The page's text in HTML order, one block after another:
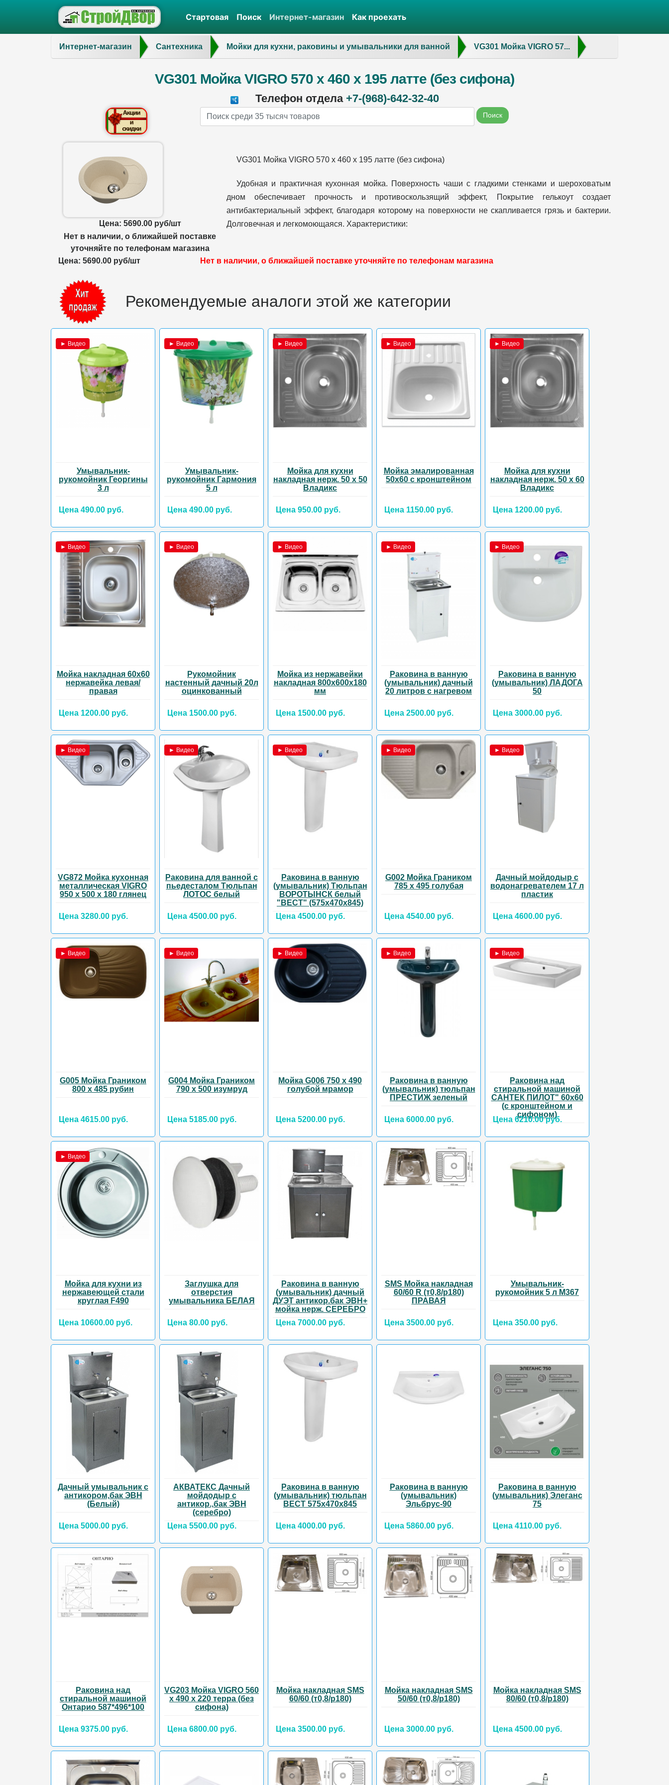
Стартовая Поиск Интернет-магазин Как проехать
Интернет-магазин Сантехника Мойки для кухни, раковины и умывальники для ванной VG301 Мойка VIGRO 57...
VG301 Мойка VIGRO 570 х 460 х 195 латте (без сифона)
Телефон отдела +7-(968)-642-32-40
Name Поиск
Цена: 5690.00 руб/шт
Нет в наличии, о ближайшей поставке
уточняйте по телефонам магазина
VG301 Мойка VIGRO 570 х 460 х 195 латте (без сифона)
Удобная и практичная кухонная мойка. Поверхность чаши с гладкими стенками и шероховатым
дном обеспечивает прочность и противоскользящий эффект, Покрытие гелькоут создает
антибактериальный эффект, благодаря которому на поверхности не скапливается грязь и бактерии.
Долговечная и легкомоющаяся. Характеристики:
Цена: 5690.00 руб/шт Нет в наличии, о ближайшей поставке уточняйте по телефонам магазина
Рекомендуемые аналоги этой же категории
► Видео
Умывальник-
рукомойник Георгины
3 л
Цена 490.00 руб.
► Видео
Умывальник-
рукомойник Гармония
5 л
Цена 490.00 руб.
► Видео
Мойка для кухни
накладная нерж. 50 х 50
Владикс
Цена 950.00 руб.
► Видео
Мойка эмалированная
50х60 с кронштейном
Цена 1150.00 руб.
► Видео
Мойка для кухни
накладная нерж. 50 х 60
Владикс
Цена 1200.00 руб.
► Видео
Мойка накладная 60х60
нержавейка левая/
правая
Цена 1200.00 руб.
► Видео
Рукомойник
настенный дачный 20л
оцинкованный
Цена 1500.00 руб.
► Видео
Мойка из нержавейки
накладная 800х600х180
мм
Цена 1500.00 руб.
► Видео
Раковина в ванную
(умывальник) дачный
20 литров с нагревом
Цена 2500.00 руб.
► Видео
Раковина в ванную
(умывальник) ЛАДОГА
50
Цена 3000.00 руб.
► Видео
VG872 Мойка кухонная
металлическая VIGRO
950 х 500 х 180 глянец
Цена 3280.00 руб.
► Видео
Раковина для ванной с
пьедесталом Тюльпан
ЛОТОС белый
Цена 4500.00 руб.
► Видео
Раковина в ванную
(умывальник) Тюльпан
ВОРОТЫНСК белый
"ВЕСТ" (575х470х845)
Цена 4500.00 руб.
► Видео
G002 Мойка Граником
785 х 495 голубая
Цена 4540.00 руб.
► Видео
Дачный мойдодыр с
водонагревателем 17 л
пластик
Цена 4600.00 руб.
► Видео
G005 Мойка Граником
800 х 485 рубин
Цена 4615.00 руб.
► Видео
G004 Мойка Граником
790 х 500 изумруд
Цена 5185.00 руб.
► Видео
Мойка G006 750 х 490
голубой мрамор
Цена 5200.00 руб.
► Видео
Раковина в ванную
(умывальник) тюльпан
ПРЕСТИЖ зеленый
Цена 6000.00 руб.
► Видео
Раковина над
стиральной машиной
САНТЕК ПИЛОТ" 60х60
(с кронштейном и
сифоном)
Цена 6210.00 руб.
► Видео
Мойка для кухни из
нержавеющей стали
круглая F490
Цена 10600.00 руб.
Заглушка для
отверстия
умывальника БЕЛАЯ
Цена 80.00 руб.
Раковина в ванную
(умывальник) дачный
ДУЭТ антикор.бак ЭВН+
мойка нерж. СЕРЕБРО
Цена 7000.00 руб.
SMS Мойка накладная
60/60 R (т0,8/р180)
ПРАВАЯ
Цена 3500.00 руб.
Умывальник-
рукомойник 5 л М367
Цена 350.00 руб.
Дачный умывальник с
антикором,бак ЭВН
(Белый)
Цена 5000.00 руб.
АКВАТЕКС Дачный
мойдодыр с
антикор.,бак ЭВН
(серебро)
Цена 5500.00 руб.
Раковина в ванную
(умывальник) тюльпан
ВЕСТ 575х470х845
Цена 4000.00 руб.
Раковина в ванную
(умывальник)
Эльбрус-90
Цена 5860.00 руб.
Раковина в ванную
(умывальник) Элеганс
75
Цена 4110.00 руб.
Раковина над
стиральной машиной
Онтарио 587*496*100
Цена 9375.00 руб.
VG203 Мойка VIGRO 560
х 490 х 220 терра (без
сифона)
Цена 6800.00 руб.
Мойка накладная SMS
60/60 (т0,8/р180)
Цена 3500.00 руб.
Мойка накладная SMS
50/60 (т0,8/р180)
Цена 3000.00 руб.
Мойка накладная SMS
80/60 (т0,8/р180)
Цена 4500.00 руб.